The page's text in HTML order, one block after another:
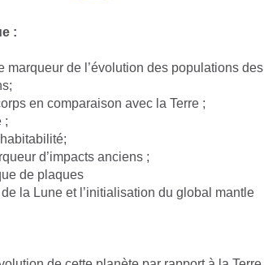
:
de l’évolution des populations des
en comparaison avec la Terre ;
;
d’impacts anciens ;
de plaques
la Lune et l’initialisation du global mantle